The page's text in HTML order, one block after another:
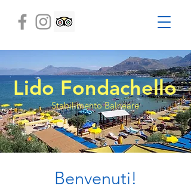
Lido Fondachello
Stabilimento Balneare
Benvenuti!